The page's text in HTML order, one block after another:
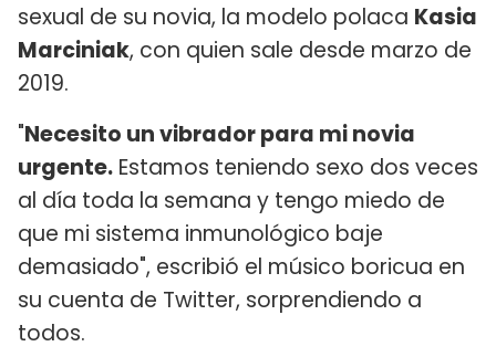
sexual de su novia, la modelo polaca Kasia
Marciniak, con quien sale desde marzo de
2019.
"Necesito un vibrador para mi novia
urgente. Estamos teniendo sexo dos veces
al día toda la semana y tengo miedo de
que mi sistema inmunológico baje
demasiado", escribió el músico boricua en
su cuenta de Twitter, sorprendiendo a
todos.